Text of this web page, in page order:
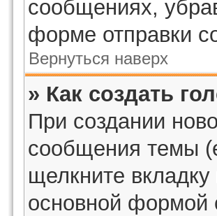
сообщениях,
форме отправки
Вернуться наверх
» Как создать
При создании
сообщения темы
щелкните
основной формой